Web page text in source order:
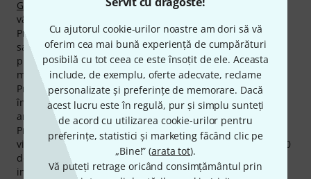
Cu ajutorul cookie-urilor noastre am dori să vă
oferim cea mai bună experiență de cumpărături
posibilă cu tot ceea ce este însoțit de ele. Aceasta
include, de exemplu, oferte adecvate, reclame
personalizate și preferințe de memorare. Dacă
acest lucru este în regulă, pur și simplu sunteți
de acord cu utilizarea cookie-urilor pentru
preferințe, statistici și marketing făcând clic pe
„Bine!” (arata tot).
Vă puteți retrage oricând consimțământul prin
Global Truss F34200 Truss 2,0 meste foarte popular, am
vândut deja peste 20.000 de bucăţi.
Produsele Global Truss beneficiază de cea mai mare
satisfacţie a clienţilor. Cu o medie de 4.9 stele din cinci,
produsele Global Truss sunt apreciate mai bine decât
marea majoritate a brand-urilor din gama noastră.
Producătorul acordă o garanţie de 2 ani la produsele sale,
însă prin garanţia de 3 ani la Thomann vă oferim încă un
an an în plus.
Produsele Global Truss fac parte din categoria celor mai
vizitate de pe site-ul nostru. În ultima vreme peste 450.000
de pagini cu produse Global Truss au fost accesate în
interval de o lună.